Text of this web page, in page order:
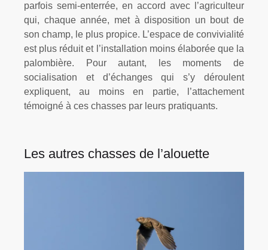
parfois semi-enterrée, en accord avec l’agriculteur
qui, chaque année, met à disposition un bout de
son champ, le plus propice. L’espace de convivialité
est plus réduit et l’installation moins élaborée que la
palombière. Pour autant, les moments de
socialisation et d’échanges qui s’y déroulent
expliquent, au moins en partie, l’attachement
témoigné à ces chasses par leurs pratiquants.
Les autres chasses de l’alouette